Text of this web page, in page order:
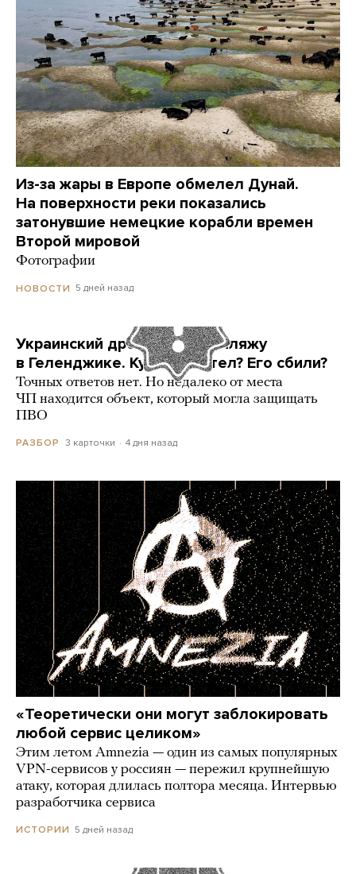
Из-за жары в Европе обмелел Дунай.
На поверхности реки показались
затонувшие немецкие корабли времен
Второй мировой
Фотографии
НОВОСТИ 5 дней назад
Украинский дрон попал по пляжу
в Геленджике. Куда он летел? Его сбили?
Точных ответов нет. Но недалеко от места
ЧП находится объект, который могла защищать
ПВО
РАЗБОР 3 карточки 4 дня назад
«Теоретически они могут заблокировать
любой сервис целиком»
Этим летом Amnezia — один из самых популярных
VPN-сервисов у россиян — пережил крупнейшую
атаку, которая длилась полтора месяца. Интервью
разработчика сервиса
ИСТОРИИ 5 дней назад